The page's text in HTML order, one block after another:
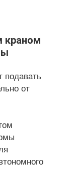
краном
подавать
от